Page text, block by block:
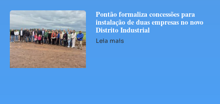
Pontão formaliza concessões para
instalação de duas empresas no novo
Distrito Industrial
Leia mais